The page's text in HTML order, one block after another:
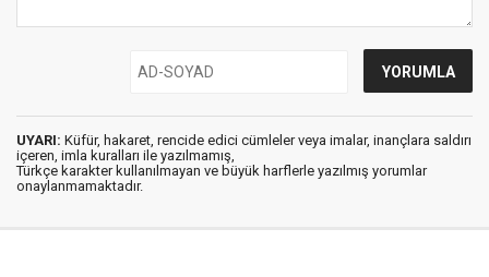
UYARI: Küfür, hakaret, rencide edici cümleler veya imalar, inançlara saldırı
içeren, imla kuralları ile yazılmamış,
Türkçe karakter kullanılmayan ve büyük harflerle yazılmış yorumlar
onaylanmamaktadır.